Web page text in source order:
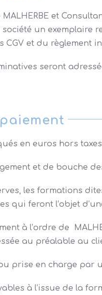
et
un exemplaire
et du règlement
seront
en euros hors
et de bouche
les formations
qui feront l’objet
à l’ordre de
au préalable au
prise en charge par
à l’issue de la